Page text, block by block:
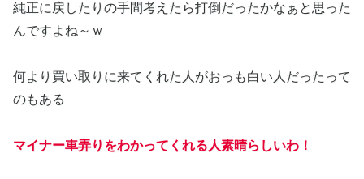
純正に戻したりの手間考えたら打倒だったかなぁと思った
んですよね～ｗ
何より買い取りに来てくれた人がおっも白い人だったって
のもある
マイナー車弄りをわかってくれる人素晴らしいわ！